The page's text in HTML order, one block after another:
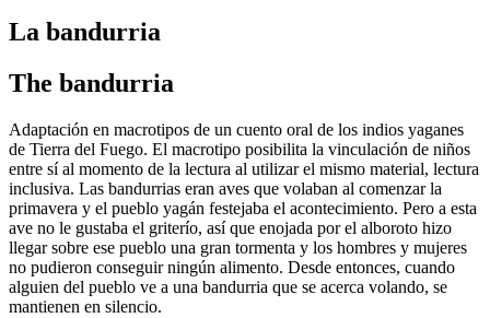
La bandurria
The bandurria
Adaptación en macrotipos de un cuento oral de los indios yaganes
de Tierra del Fuego. El macrotipo posibilita la vinculación de niños
entre sí al momento de la lectura al utilizar el mismo material, lectura
inclusiva. Las bandurrias eran aves que volaban al comenzar la
primavera y el pueblo yagán festejaba el acontecimiento. Pero a esta
ave no le gustaba el griterío, así que enojada por el alboroto hizo
llegar sobre ese pueblo una gran tormenta y los hombres y mujeres
no pudieron conseguir ningún alimento. Desde entonces, cuando
alguien del pueblo ve a una bandurria que se acerca volando, se
mantienen en silencio.